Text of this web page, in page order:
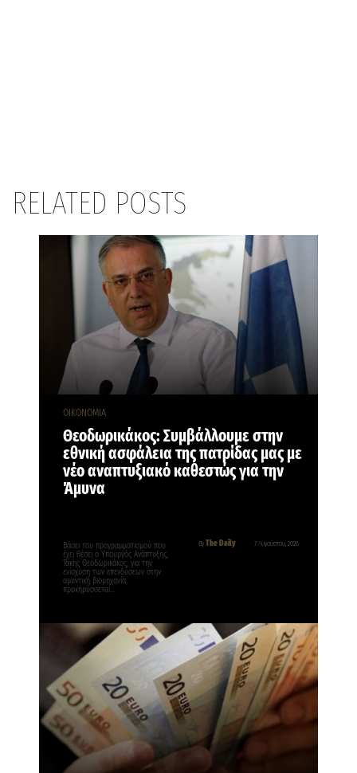
RELATED POSTS
ΟΙΚΟΝΟΜΙΑ
Θεοδωρικάκος: Συμβάλλουμε στην
εθνική ασφάλεια της πατρίδας μας με
νέο αναπτυξιακό καθεστώς για την
Άμυνα
By The Daily 7 Αυγούστου, 2026
Βάσει του προγραμματισμού που
έχει θέσει ο Υπουργός Ανάπτυξης,
Τάκης Θεοδωρικάκος, για την
ενίσχυση των επενδύσεων στην
αμυντική βιομηχανία,
προκηρύσσεται…